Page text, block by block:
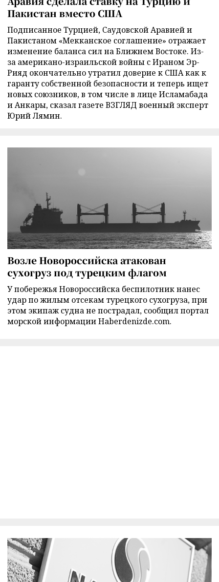
Пакистан вместо США
Подписанное Турцией, Саудовской Аравией и
Пакистаном «Мекканское соглашение» отражает
изменение баланса сил на Ближнем Востоке. Из-
за американо-израильской войны с Ираном Эр-
Рияд окончательно утратил доверие к США как к
гаранту собственной безопасности и теперь ищет
новых союзников, в том числе в лице Исламабада
и Анкары, сказал газете ВЗГЛЯД военный эксперт
Юрий Лямин.
Возле Новороссийска атакован
сухогруз под турецким флагом
У побережья Новороссийска беспилотник нанес
удар по жилым отсекам турецкого сухогруза, при
этом экипаж судна не пострадал, сообщил портал
морской информации Haberdenizde.com.